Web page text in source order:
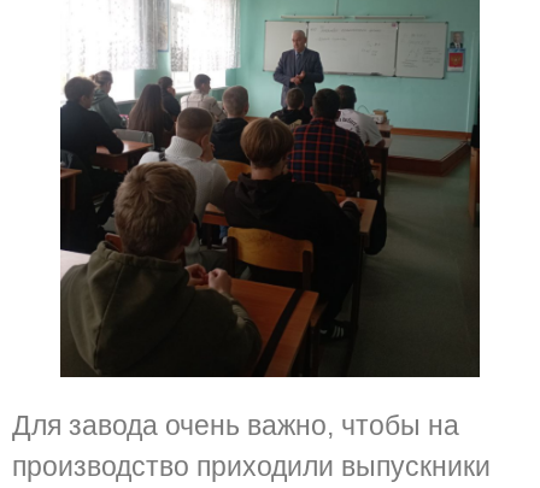
Для завода очень важно, чтобы на
производство приходили выпускники